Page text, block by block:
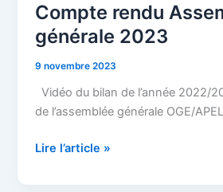
Compte rendu
générale 2023
9 novembre 2023
Vidéo du bilan de l’année 2022/
de l’assemblée générale OGE/
Lire l’article »